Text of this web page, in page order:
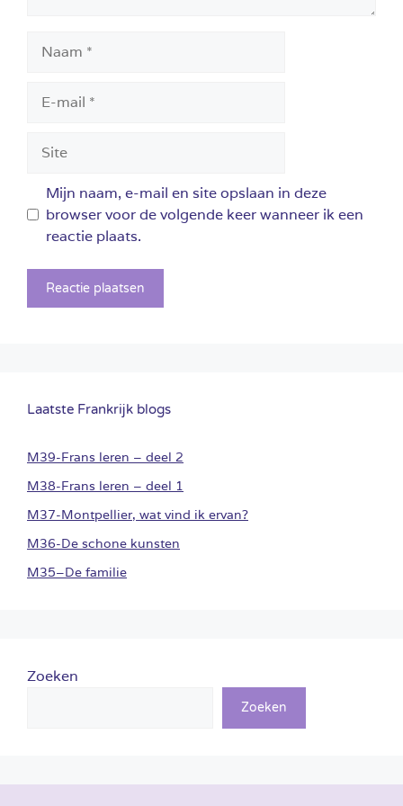
mail
Mijn naam, e-mail en site opslaan in deze
browser voor de volgende keer wanneer ik een
reactie plaats.
Laatste Frankrijk blogs
M39-Frans leren – deel 2
M38-Frans leren – deel 1
M37-Montpellier, wat vind ik ervan?
M36-De schone kunsten
M35–De familie
Zoeken
Zoeken